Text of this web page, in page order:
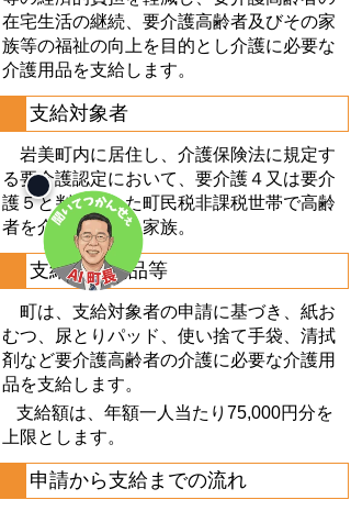
在宅生活の継続、要介護高齢者及びその家
族等の福祉の向上を目的とし介護に必要な
介護用品を支給します。
支給対象者
岩美町内に居住し、介護保険法に規定す
る要介護認定において、要介護４又は要介
護５と判定された町民税非課税世帯で高齢
者を介護している家族。
支給対象物品等
町は、支給対象者の申請に基づき、紙お
むつ、尿とりパッド、使い捨て手袋、清拭
剤など要介護高齢者の介護に必要な介護用
品を支給します。
支給額は、年額一人当たり75,000円分を
上限とします。
申請から支給までの流れ